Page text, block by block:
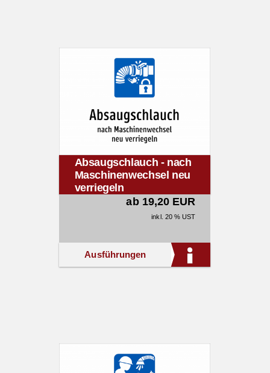
Absaugschlauch - nach
Maschinenwechsel neu
verriegeln
ab 19,20 EUR
inkl. 20 % UST
Ausführungen